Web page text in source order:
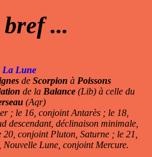
...
La Lune
de Scorpion à Poissons
de la Balance (Lib) à celle du
(Aqr)
; le 16, conjoint Antarès ; le 18,
descendant, déclinaison minimale,
conjoint Pluton, Saturne ; le 21,
Lune, conjoint Mercure.